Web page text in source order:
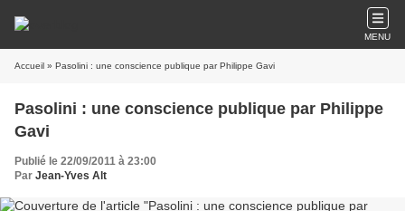
MENU
Accueil » Pasolini : une conscience publique par Philippe Gavi
Pasolini : une conscience publique par Philippe
Gavi
Publié le 22/09/2011 à 23:00
Par Jean-Yves Alt